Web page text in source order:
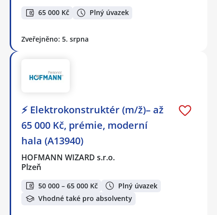
65 000 Kč Plný úvazek
Zveřejněno: 5. srpna
⚡ Elektrokonstruktér (m/ž)– až
65 000 Kč, prémie, moderní
hala (A13940)
HOFMANN WIZARD s.r.o.
Plzeň
50 000 – 65 000 Kč
Plný úvazek
Vhodné také pro absolventy